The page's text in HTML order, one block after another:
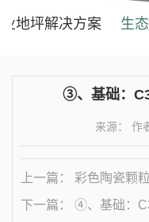
地坪解决方案 生
③、基础：
来源： 作
上一篇： 彩色陶
下一篇： ④、基